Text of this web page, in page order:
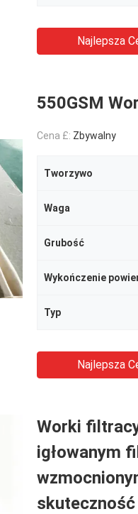
Najlepsza
550GSM
Cena £: Zbywalny
Tworzywo
Waga
Grubość
Wykończenie
Typ
Najlepsza
Worki
igłowanym